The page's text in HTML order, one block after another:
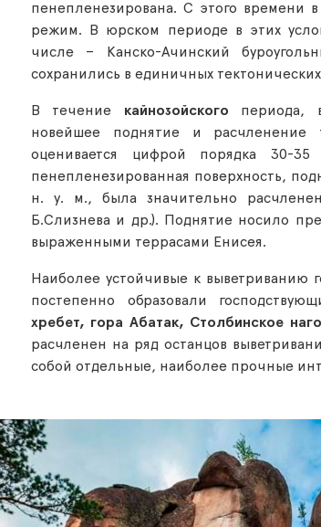
пенепленезирована. С этого времени
режим. В юрском периоде в этих
числе – Канско-Ачинский
сохранились в единичных тектонических
В течение кайнозойского периода,
новейшее поднятие и расчленение
оценивается цифрой порядка 30-
пенепленезированная поверхность,
н. у. м., была значительно
Б.Слизнева и др.). Поднятие носило
выраженными террасами Енисея.
Наиболее устойчивые к
постепенно образовали
хребет, гора Абатак, Столбинское
расчленен на ряд останцов
собой отдельные, наиболее прочные